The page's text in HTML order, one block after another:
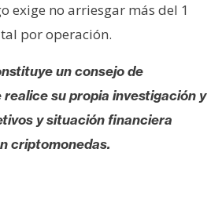
exige no arriesgar más del 1
por operación.
un consejo de
realice su propia investigación y
y situación financiera
criptomonedas.